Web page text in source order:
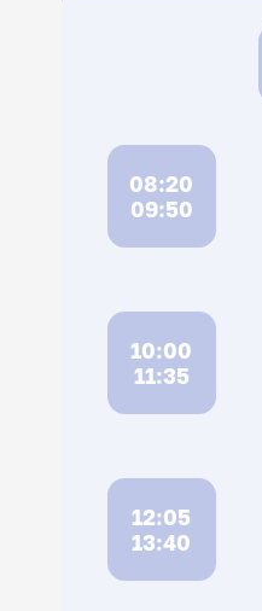
08:20
09:50
10:00
11:35
12:05
13:40